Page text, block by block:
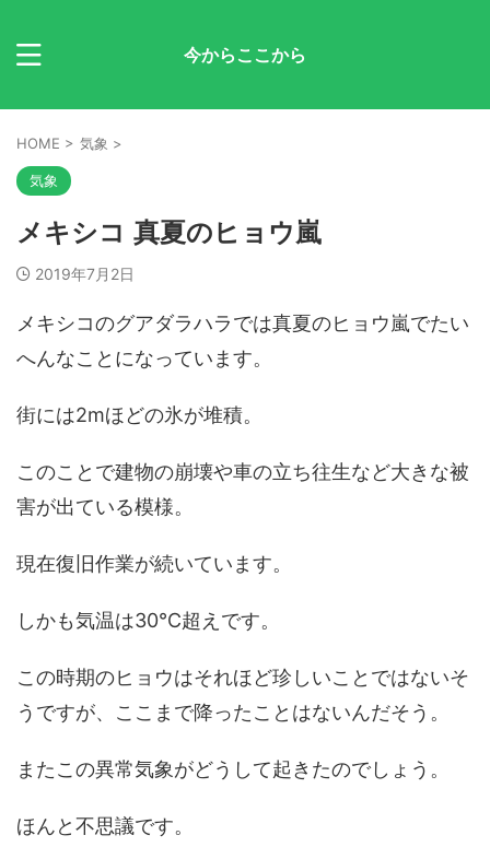
今からここから
HOME > 気象 >
気象
メキシコ 真夏のヒョウ嵐
2019年7月2日
メキシコのグアダラハラでは真夏のヒョウ嵐でたい
へんなことになっています。
街には2mほどの氷が堆積。
このことで建物の崩壊や車の立ち往生など大きな被
害が出ている模様。
現在復旧作業が続いています。
しかも気温は30℃超えです。
この時期のヒョウはそれほど珍しいことではないそ
うですが、ここまで降ったことはないんだそう。
またこの異常気象がどうして起きたのでしょう。
ほんと不思議です。